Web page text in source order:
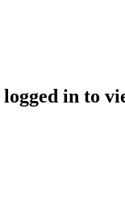
logged in to